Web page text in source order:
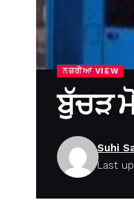
ਨਜ਼ਰੀਆ VIEW
ਬੁੱਚੜ
Last
Suhi